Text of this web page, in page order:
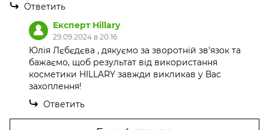
Ответить
Експерт Hillary
29.09.2024 в 20:16
Юлія Лєбєдєва , дякуємо за зворотній зв'язок та
бажаємо, щоб результат від використання
косметики HILLARY завжди викликав у Вас
захоплення!
Ответить